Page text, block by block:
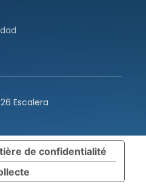
Escalera
de confidentialité